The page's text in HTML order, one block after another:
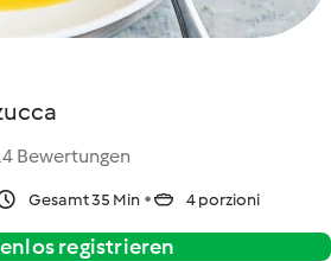
Bewertungen
Gesamt 35 Min 4 porzioni
registrieren